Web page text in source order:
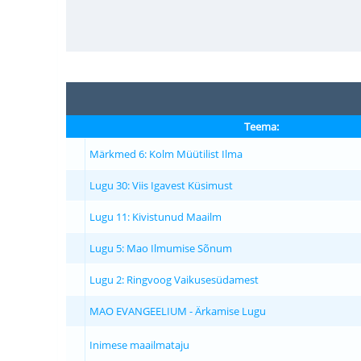
Teema:
Märkmed 6: Kolm Müütilist Ilma
Lugu 30: Viis Igavest Küsimust
Lugu 11: Kivistunud Maailm
Lugu 5: Mao Ilmumise Sõnum
Lugu 2: Ringvoog Vaikusesüdamest
MAO EVANGEELIUM - Ärkamise Lugu
Inimese maailmataju